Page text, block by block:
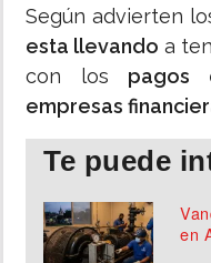
Según advierten
esta llevando a
con los pagos
empresas
Te puede
en